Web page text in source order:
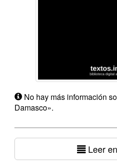
No hay más información
Damasco».
Leer